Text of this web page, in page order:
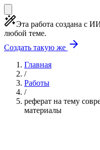
Эта работа создана с
любой теме.
Создать такую же
Главная
/
Работы
/
реферат на тему
материалы